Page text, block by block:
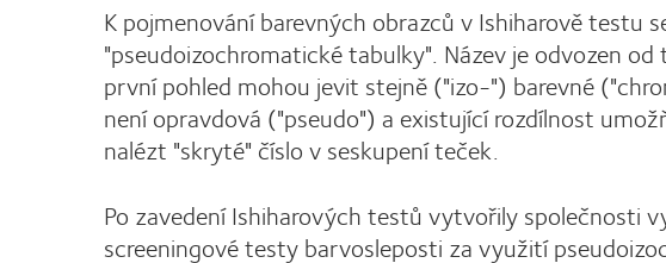
K pojmenování barevných obrazců v Ishiharově testu
"pseudoizochromatické tabulky". Název je odvozen
první pohled mohou jevit stejně ("izo-") barevné
není opravdová ("pseudo") a existující rozdílnost
nalézt "skryté" číslo v seskupení teček.
Po zavedení Ishiharových testů vytvořily společnosti
screeningové testy barvosleposti za využití